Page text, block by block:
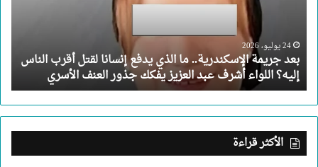
لقتل
أقرب
الناس
إليه؟
اللواء
أشرف
عبد
العزيز
24 يوليو، 2026
بعد جريمة الإسكندرية.. ما الذي يدفع إنسانا لقتل أقرب الناس
إليه؟ اللواء أشرف عبد العزيز يفكك جذور العنف الأسري
الأكثر قراءة